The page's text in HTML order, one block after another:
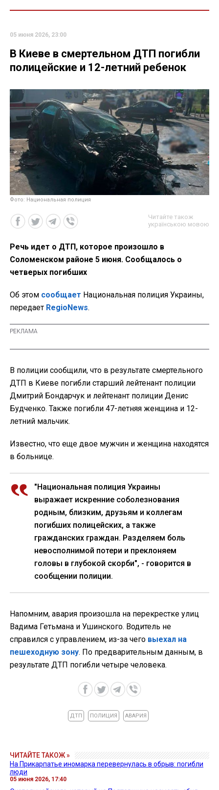
05 июня 2026, 23:00
В Киеве в смертельном ДТП погибли
полицейские и 12-летний ребенок
Фото: Национальная полиция
Читайте також
українською мовою
Речь идет о ДТП, которое произошло в
Соломенском районе 5 июня. Сообщалось о
четверых погибших
Об этом сообщает Национальная полиция Украины,
передает RegioNews.
В полиции сообщили, что в результате смертельного
ДТП в Киеве погибли старший лейтенант полиции
Дмитрий Бондарчук и лейтенант полиции Денис
Будченко. Также погибли 47-летняя женщина и 12-
летний мальчик.
Известно, что еще двое мужчин и женщина находятся
в больнице.
"Национальная полиция Украины
выражает искренние соболезнования
родным, близким, друзьям и коллегам
погибших полицейских, а также
гражданских граждан. Разделяем боль
невосполнимой потери и преклоняем
головы в глубокой скорби", - говорится в
сообщении полиции.
Напомним, авария произошла на перекрестке улиц
Вадима Гетьмана и Ушинского. Водитель не
справился с управлением, из-за чего выехал на
пешеходную зону. По предварительным данным, в
результате ДТП погибли четыре человека.
ДТП ПОЛИЦИЯ АВАРИЯ
ЧИТАЙТЕ ТАКОЖ »
На Прикарпатье иномарка перевернулась в обрыв: погибли
люди
05 июня 2026, 17:40